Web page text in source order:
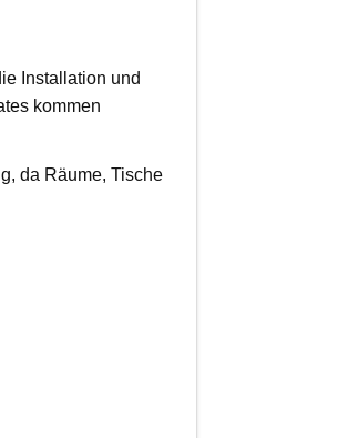
Installation und
kommen
da Räume, Tische